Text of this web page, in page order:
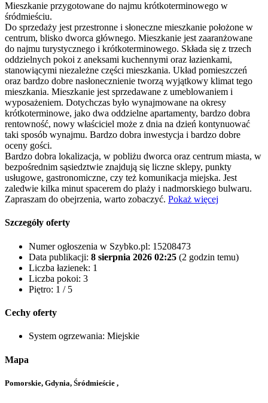
Mieszkanie przygotowane do najmu krótkoterminowego w
śródmieściu.
Do sprzedaży jest przestronne i słoneczne mieszkanie położone w
centrum, blisko dworca głównego. Mieszkanie jest zaaranżowane
do najmu turystycznego i krótkoterminowego. Składa się z trzech
oddzielnych pokoi z aneksami kuchennymi oraz łazienkami,
stanowiącymi niezależne części mieszkania. Układ pomieszczeń
oraz bardzo dobre nasłonecznienie tworzą wyjątkowy klimat tego
mieszkania. Mieszkanie jest sprzedawane z umeblowaniem i
wyposażeniem. Dotychczas było wynajmowane na okresy
krótkoterminowe, jako dwa oddzielne apartamenty, bardzo dobra
rentowność, nowy właściciel może z dnia na dzień kontynuować
taki sposób wynajmu. Bardzo dobra inwestycja i bardzo dobre
oceny gości.
Bardzo dobra lokalizacja, w pobliżu dworca oraz centrum miasta, w
bezpośrednim sąsiedztwie znajdują się liczne sklepy, punkty
usługowe, gastronomiczne, czy też komunikacja miejska. Jest
zaledwie kilka minut spacerem do plaży i nadmorskiego bulwaru.
Zapraszam do obejrzenia, warto zobaczyć. Pokaż więcej
Szczegóły oferty
Numer ogłoszenia w Szybko.pl: 15208473
Data publikacji: 8 sierpnia 2026 02:25 (2 godzin temu)
Liczba łazienek: 1
Liczba pokoi: 3
Piętro: 1 / 5
Cechy oferty
System ogrzewania: Miejskie
Mapa
Pomorskie, Gdynia, Śródmieście ,